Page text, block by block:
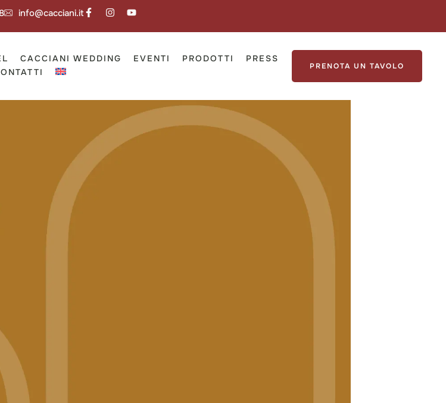
info@cacciani.it
CACCIANI WEDDING EVENTI PRODOTTI
PRESS
PRENOTA UN TAVOLO